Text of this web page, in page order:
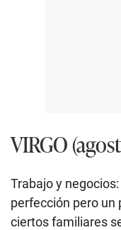
VIRGO
Trabajo y
perfección pero un
ciertos familiares